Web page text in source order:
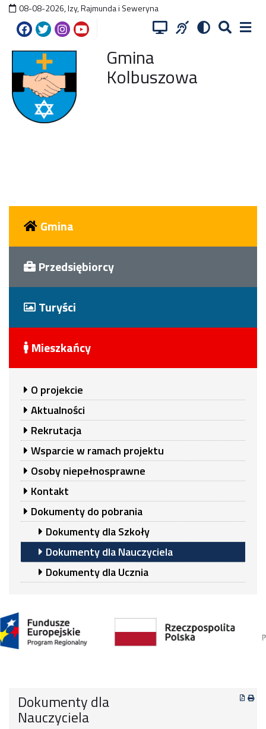
08-08-2026,Izy, Rajmunda i Seweryna
Gmina
Kolbuszowa
Gmina
Przedsiębiorcy
Turyści
Mieszkańcy
O projekcie
Aktualności
Rekrutacja
Wsparcie w ramach projektu
Osoby niepełnosprawne
Kontakt
Dokumenty do pobrania
Dokumenty dla Szkoły
Dokumenty dla Nauczyciela
Dokumenty dla Ucznia
Dokumenty dla
Nauczyciela